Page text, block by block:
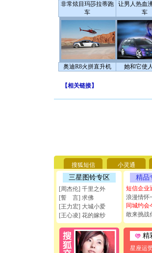
非常炫目玛莎拉蒂跑
车
让男人热血
车
奥迪R8火拼直升机 她和它使
【相关链接】
搜狐短信 小灵通
三星图铃专区
[周杰伦] 千里之外
[誓 言] 求佛
[王力宏] 大城小爱
[王心凌] 花的嫁纱
精品
短信企业
浪漫情怀
同城约会
敢来挑战
精
星座运